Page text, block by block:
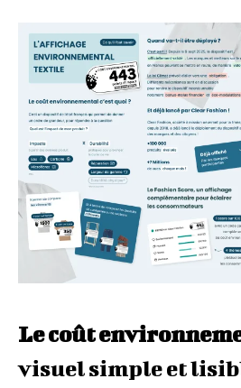
Le coût
visuel simple et